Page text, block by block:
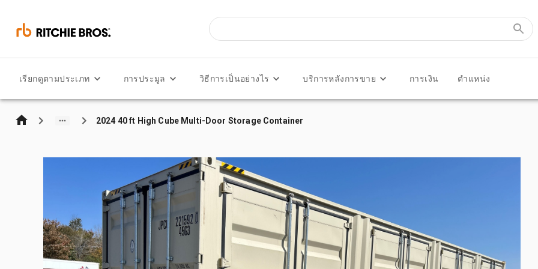
เรียกดูตามประเภท การประมูล วิธีการเป็นอย่างไร บริการหลังการขาย การเงิน ตำแหน่ง
2024 40 ft High Cube Multi-Door Storage Container